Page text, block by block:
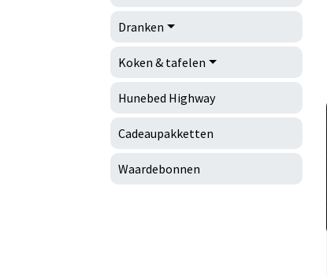
Dranken
Koken & tafelen
Hunebed Highway
Cadeaupakketten
Waardebonnen